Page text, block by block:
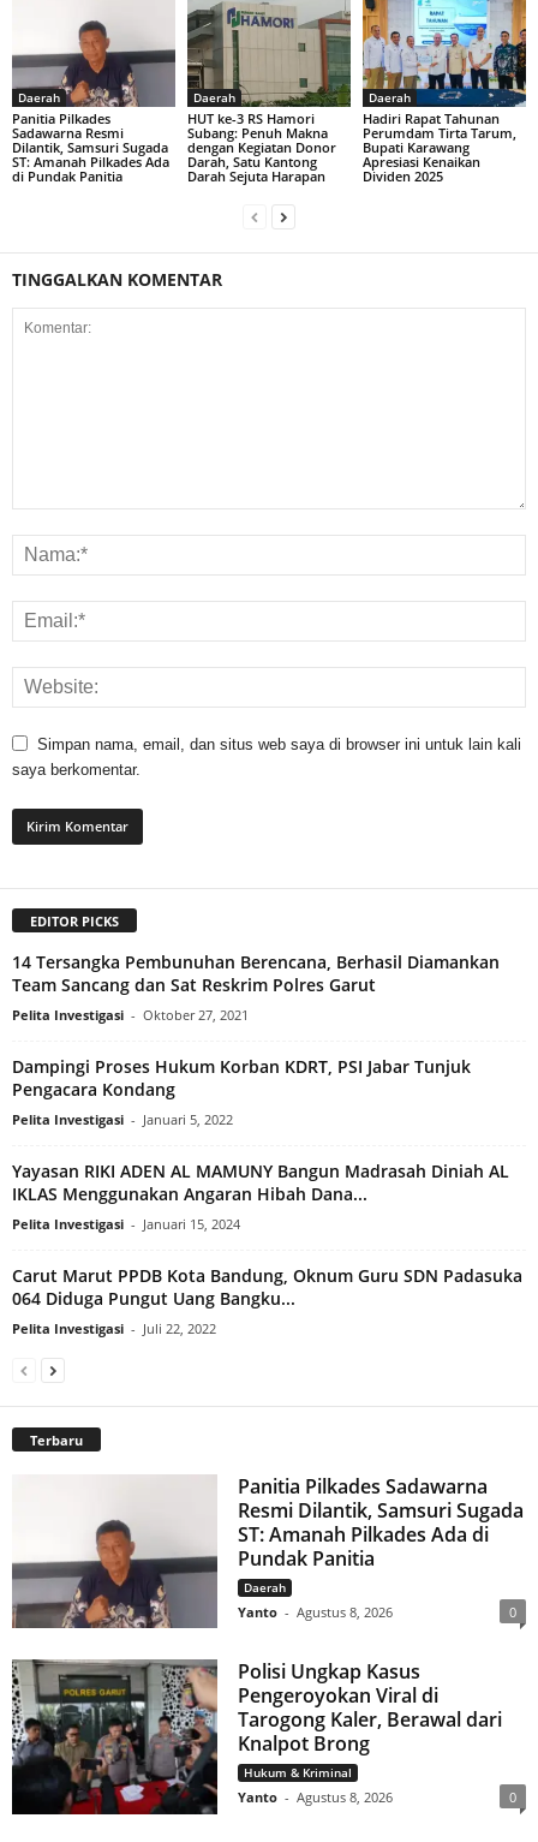
Daerah
Panitia Pilkades
Sadawarna Resmi
Dilantik, Samsuri Sugada
ST: Amanah Pilkades Ada
di Pundak Panitia
Daerah
HUT ke-3 RS Hamori
Subang: Penuh Makna
dengan Kegiatan Donor
Darah, Satu Kantong
Darah Sejuta Harapan
Daerah
Hadiri Rapat Tahunan
Perumdam Tirta Tarum,
Bupati Karawang
Apresiasi Kenaikan
Dividen 2025
TINGGALKAN KOMENTAR
Simpan nama, email, dan situs web saya di browser ini untuk lain kali
saya berkomentar.
EDITOR PICKS
14 Tersangka Pembunuhan Berencana, Berhasil Diamankan
Team Sancang dan Sat Reskrim Polres Garut
Pelita Investigasi - Oktober 27, 2021
Dampingi Proses Hukum Korban KDRT, PSI Jabar Tunjuk
Pengacara Kondang
Pelita Investigasi - Januari 5, 2022
Yayasan RIKI ADEN AL MAMUNY Bangun Madrasah Diniah AL
IKLAS Menggunakan Angaran Hibah Dana...
Pelita Investigasi - Januari 15, 2024
Carut Marut PPDB Kota Bandung, Oknum Guru SDN Padasuka
064 Diduga Pungut Uang Bangku...
Pelita Investigasi - Juli 22, 2022
Terbaru
Panitia Pilkades Sadawarna
Resmi Dilantik, Samsuri Sugada
ST: Amanah Pilkades Ada di
Pundak Panitia
Daerah
Yanto - Agustus 8, 2026 0
Polisi Ungkap Kasus
Pengeroyokan Viral di
Tarogong Kaler, Berawal dari
Knalpot Brong
Hukum & Kriminal
Yanto - Agustus 8, 2026 0